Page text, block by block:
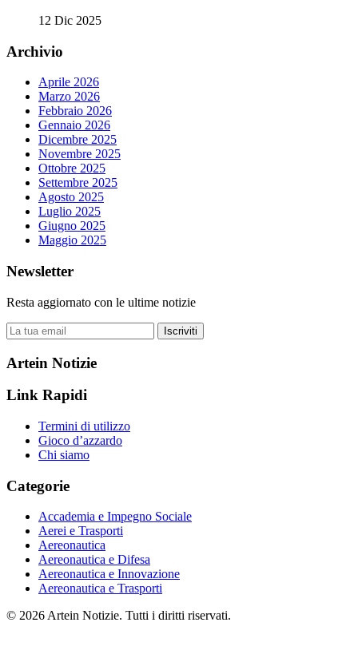
12 Dic 2025
Archivio
Aprile 2026
Marzo 2026
Febbraio 2026
Gennaio 2026
Dicembre 2025
Novembre 2025
Ottobre 2025
Settembre 2025
Agosto 2025
Luglio 2025
Giugno 2025
Maggio 2025
Newsletter
Resta aggiornato con le ultime notizie
Iscriviti
Artein Notizie
Link Rapidi
Termini di utilizzo
Gioco d’azzardo
Chi siamo
Categorie
Accademia e Impegno Sociale
Aerei e Trasporti
Aereonautica
Aereonautica e Difesa
Aereonautica e Innovazione
Aereonautica e Trasporti
© 2026 Artein Notizie. Tutti i diritti riservati.